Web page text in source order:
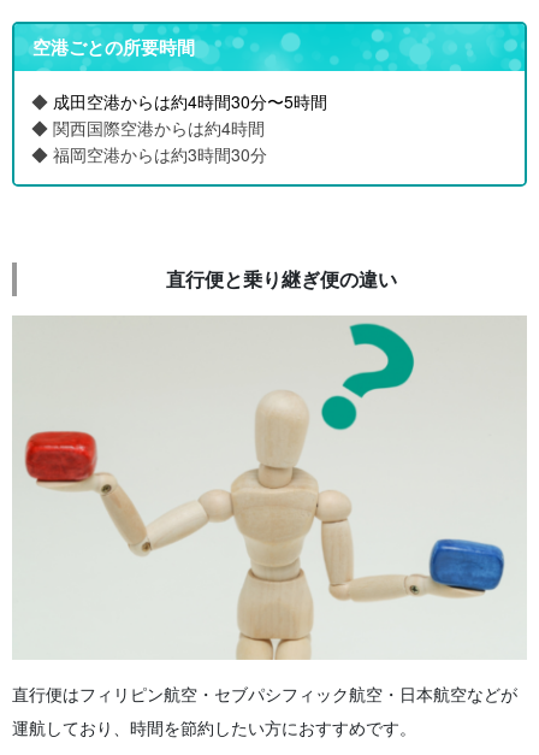
空港ごとの所要時間
◆ 成田空港からは約4時間30分〜5時間
◆ 関西国際空港からは約4時間
◆ 福岡空港からは約3時間30分
直行便と乗り継ぎ便の違い
直行便はフィリピン航空・セブパシフィック航空・日本航空などが
運航しており、時間を節約したい方におすすめです。